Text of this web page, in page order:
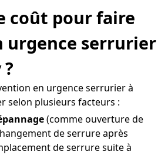
coût pour faire
urgence serrurier
en urgence serrurier à
selon plusieurs facteurs :
(comme ouverture de
de serrure après
de serrure suite à